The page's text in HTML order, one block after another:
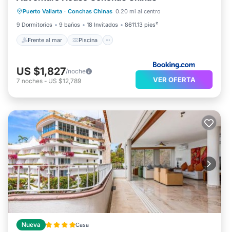
Puerto Vallarta · Conchas Chinas 0.20 mi al centro
9 Dormitorios
9 baños 18 Invitados 8611.13 pies²
Frente al mar Piscina
Balcón/Terraza
US $1,827/noche
7 noches - US $12,789 VER OFERTA
Nueva Casa